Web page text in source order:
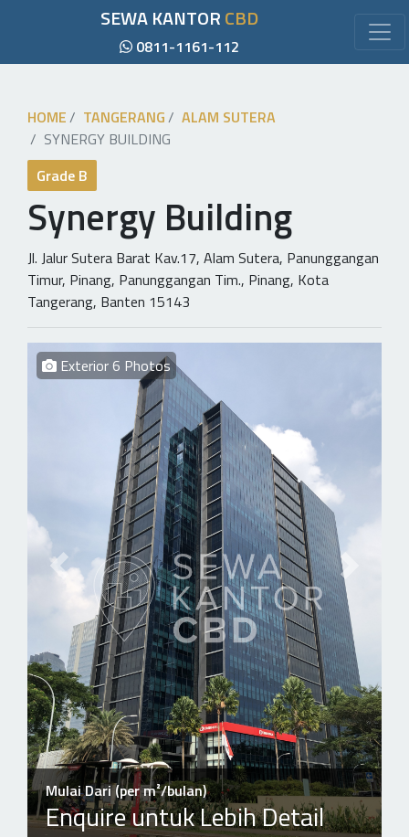
SEWA KANTORCBD
0811-1161-112
HOME TANGERANG
ALAM SUTERA
SYNERGY BUILDING
Grade B
Synergy Building
Jl. Jalur Sutera Barat Kav.17, Alam Sutera, Panunggangan
Timur, Pinang, Panunggangan Tim., Pinang, Kota
Tangerang, Banten 15143
Exterior 6 Photos
Mulai Dari (per m²/bulan)
Enquire untuk Lebih Detail
Previous slide